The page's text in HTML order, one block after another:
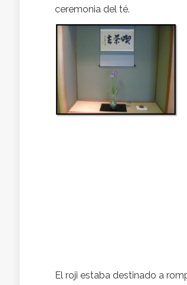
ceremonia del té.
El roji estaba destinado a